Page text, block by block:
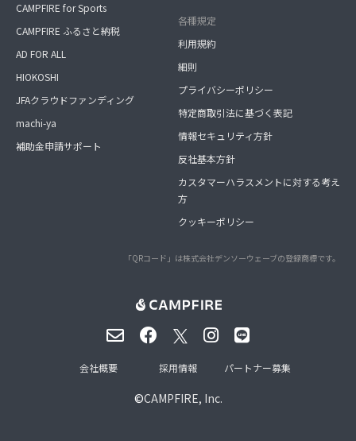
CAMPFIRE for Sports
CAMPFIRE ふるさと納税
AD FOR ALL
HIOKOSHI
JFAクラウドファンディング
machi-ya
補助金申請サポート
各種規定
利用規約
細則
プライバシーポリシー
特定商取引法に基づく表記
情報セキュリティ方針
反社基本方針
カスタマーハラスメントに対する考え
方
クッキーポリシー
「QRコード」は株式会社デンソーウェーブの登録商標です。
©CAMPFIRE, Inc.
会社概要 採用情報 パートナー募集